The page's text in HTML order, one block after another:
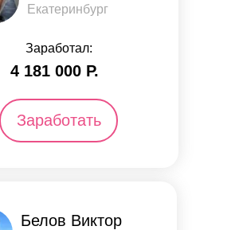
Екатеринбург
Заработал:
4 181 000 Р.
Заработать
Белов Виктор